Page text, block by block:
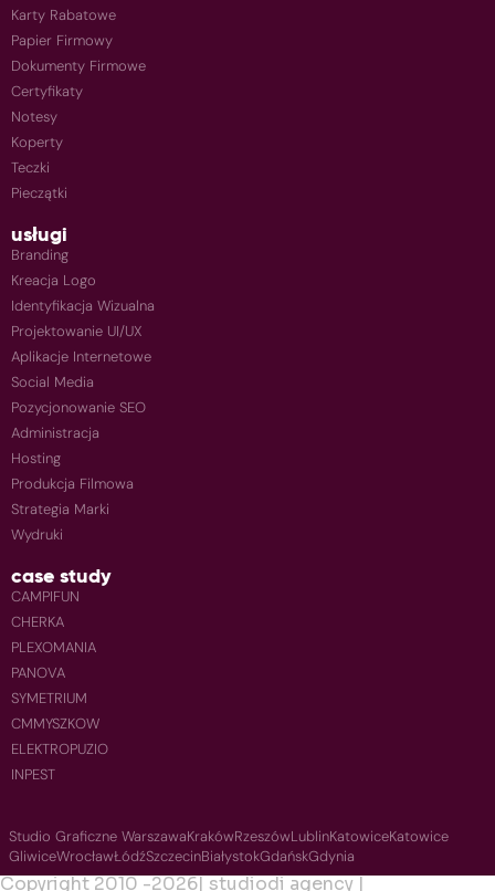
Karty Rabatowe
Papier Firmowy
Dokumenty Firmowe
Certyfikaty
Notesy
Koperty
Teczki
Pieczątki
usługi
Branding
Kreacja Logo
Identyfikacja Wizualna
Projektowanie UI/UX
Aplikacje Internetowe
Social Media
Pozycjonowanie SEO
Administracja
Hosting
Produkcja Filmowa
Strategia Marki
Wydruki
case study
CAMPIFUN
CHERKA
PLEXOMANIA
PANOVA
SYMETRIUM
CMMYSZKOW
ELEKTROPUZIO
INPEST
Studio Graficzne WarszawaKrakówRzeszówLublinKatowiceKatowice
GliwiceWrocławŁódźSzczecinBiałystokGdańskGdynia
Copyright 2010 -2026| studiodi agency |